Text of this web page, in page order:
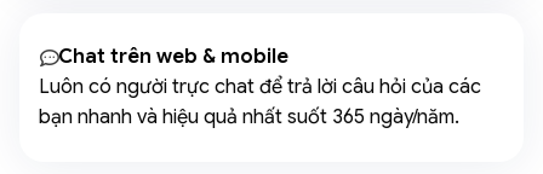
Chat trên web & mobile
Luôn có người trực chat để trả lời câu hỏi của các
bạn nhanh và hiệu quả nhất suốt 365 ngày/năm.